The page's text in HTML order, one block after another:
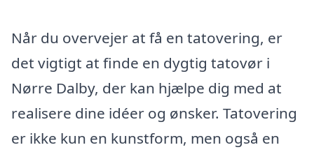
Når du overvejer at få en tatovering, er
det vigtigt at finde en dygtig tatovør i
Nørre Dalby, der kan hjælpe dig med at
realisere dine idéer og ønsker. Tatovering
er ikke kun en kunstform, men også en